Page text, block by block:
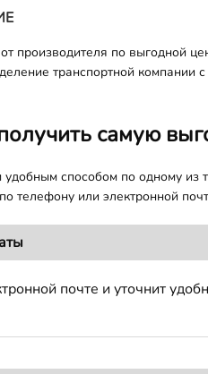
производителя по выгодной
транспортной
самую
способом по одному из
или электронной
почте и уточнит